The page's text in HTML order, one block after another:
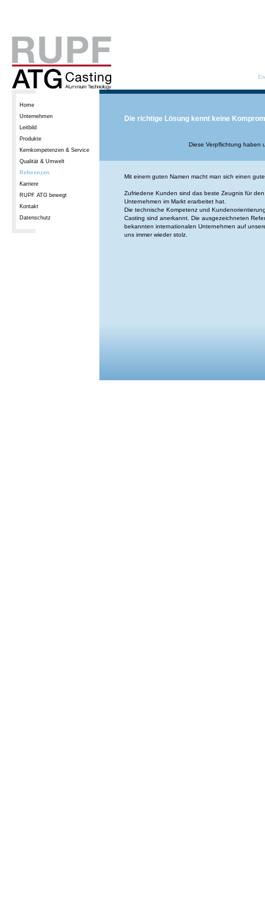
Home
Unternehmen
Leitbild
Produkte
Kernkompetenzen & Service
Qualität & Umwelt
Referenzen
Karriere
RUPF ATG bewegt
Kontakt
Datenschutz
Die richtige Lösung kennt keine
Diese Verpflichtung haben
Mit einem guten Namen macht man sich einen
Zufriedene Kunden sind das beste Zeugnis für
Unternehmen im Markt erarbeitet hat.
Die technische Kompetenz und
Casting sind anerkannt. Die ausgezeichneten
bekannten internationalen Unternehmen auf
uns immer wieder stolz.